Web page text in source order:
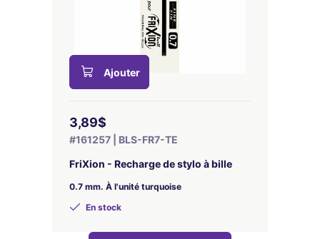
Ajouter
3,89$
#161257 | BLS-FR7-TE
FriXion - Recharge de stylo à bille
0.7 mm. À l'unité turquoise
En stock